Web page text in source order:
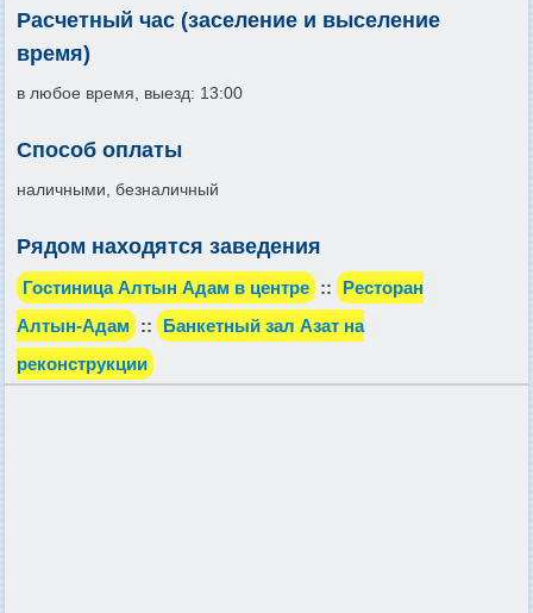
Расчетный час (заселение и выселение
время)
в любое время, выезд: 13:00
Способ оплаты
наличными, безналичный
Рядом находятся заведения
Гостиница Алтын Адам в центре ::
Ресторан
Алтын-Адам
::
Банкетный зал Азат на
реконструкции